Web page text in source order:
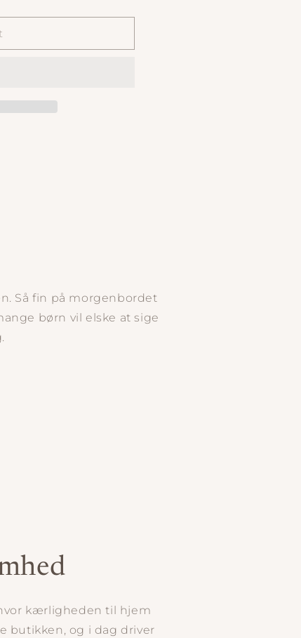
Så fin på morgenbordet
børn vil elske at sige
kærligheden til hjem
butikken, og i dag driver